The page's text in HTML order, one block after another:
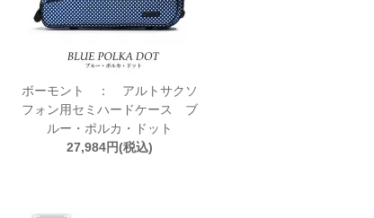
ボーモント ： アルトサクソ
フォン用セミハードケース ブ
ルー・ポルカ・ドット
27,984円(税込)